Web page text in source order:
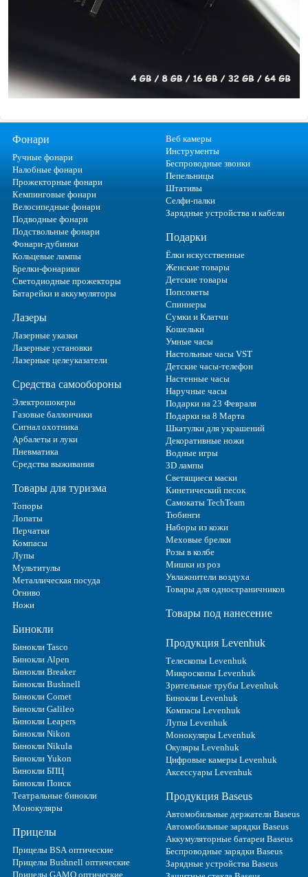
Фонари
Ручные фонари
Налобные фонари
Прожекторные фонари
Кемпинговые фонари
Велосипедные фонари
Подводные фонари
Подствольные фонари
Фонари-дубинки
Кольцевые лампы
Брелки-фонарики
Светодиодные прожекторы
Батарейки и аккумуляторы
Лазеры
Лазерные указки
Лазерные установки
Лазерные целеуказатели
Средства самообороны
Электрошокеры
Газовые баллончики
Сигнал охотника
Арбалеты и луки
Пневматика
Средства выживания
Товары для туризма
Топоры
Лопаты
Перчатки
Компасы
Лупы
Мультитулы
Металлическая посуда
Огниво
Ножи
Бинокли
Бинокли Tasco
Бинокли Alpen
Бинокли Breaker
Бинокли Bushnell
Бинокли Comet
Бинокли Galileo
Бинокли Leapers
Бинокли Nikon
Бинокли Nikula
Бинокли Yukon
Бинокли БПЦ
Бинокли Поиск
Театральные бинокли
Монокуляры
Прицелы
Прицелы BSA оптические
Прицелы Bushnell оптические
Прицелы GAMO оптические
Веб камеры
Инструменты
Беспроводные звонки
Пепельницы
Штативы
Селфи-палки
Зарядные устройства и кабели
Подарки
Ёлки искусственные
Женские товары
Детские товары
Попсокеты
Спиннеры
Сумки и Клатчи
Кошельки
Умные часы
Настольные часы VST
Детские часы-телефон
Настенные часы
Наручные часы
Подарки на 23 Февраля
Подарки на 8 Марта
Шкатулки для украшений
Декоративные ножи
Водные игры
3D лампы
Светящиеся маски
Кинетический песок
Самокаты TechTeam
Тюбинги
Наборы из кожи
Меховые брелки
Розы в колбе
Мишки из роз
Увлажнители воздуха
Товары для одностраничников
Товары под нанесение
Продукция Levenhuk
Телескопы Levenhuk
Микроскопы Levenhuk
Зрительные трубы Levenhuk
Бинокли Levenhuk
Компасы Levenhuk
Лупы Levenhuk
Монокуляры Levenhuk
Окуляры Levenhuk
Цифровые камеры Levenhuk
Аксессуары Levenhuk
Продукция Baseus
Автомобильные держатели Baseus
Автомобильные зарядки Baseus
Аккумуляторные батареи Baseus
Беспроводные зарядки Baseus
Зарядные устройства Baseus